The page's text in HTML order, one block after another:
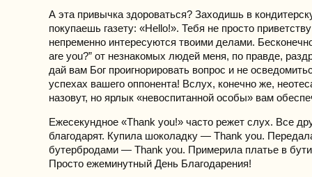
А эта привычка здороваться? Заходишь в
покупаешь газету: «Hello!». Тебя не просто
непременно интересуются твоими делами.
are you?” от незнакомых людей меня, по правде,
дай вам Бог проигнорировать вопрос и не
успехах вашего оппонента! Вслух, конечно же,
назовут, но ярлык «невоспитанной особы» вам
Ежесекундное «Thank you!» часто режет слух. Все
благодарят. Купила шоколадку — Thank you.
бутербродами — Thank you. Примерила платье в
Просто ежеминутный День Благодарения!